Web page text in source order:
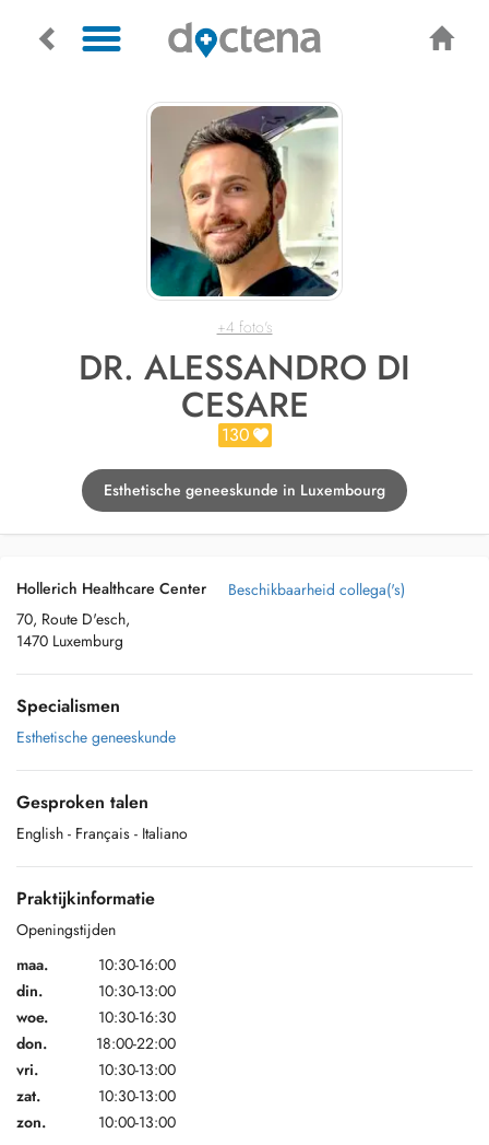
+4 foto's
DR. ALESSANDRO DI
CESARE
130
Esthetische geneeskunde in Luxembourg
Hollerich Healthcare Center
70, Route D'esch,
1470 Luxemburg
Beschikbaarheid collega('s)
Specialismen
Esthetische geneeskunde
Gesproken talen
English - Français - Italiano
Praktijkinformatie
Openingstijden
maa.
10:30-16:00
din.
10:30-13:00
woe.
10:30-16:30
don.
18:00-22:00
vri.
10:30-13:00
zat.
10:30-13:00
zon.
10:00-13:00